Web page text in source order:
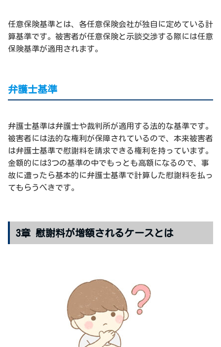
任意保険基準とは、各任意保険会社が独自に定めている計
算基準です。被害者が任意保険と示談交渉する際には任意
保険基準が適用されます。
弁護士基準
弁護士基準は弁護士や裁判所が適用する法的な基準です。
被害者には法的な権利が保障されているので、本来被害者
は弁護士基準で慰謝料を請求できる権利を持っています。
金額的には3つの基準の中でもっとも高額になるので、事
故に遭ったら基本的に弁護士基準で計算した慰謝料を払っ
てもらうべきです。
3章 慰謝料が増額されるケースとは